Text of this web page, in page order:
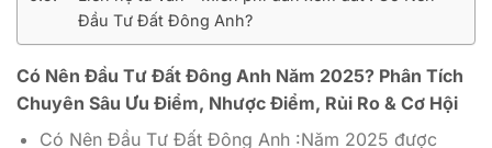
Đầu Tư Đất Đông Anh?
Có Nên Đầu Tư Đất Đông Anh Năm 2025? Phân Tích
Chuyên Sâu Ưu Điểm, Nhược Điểm, Rủi Ro & Cơ Hội
Có Nên Đầu Tư Đất Đông Anh :Năm 2025 được